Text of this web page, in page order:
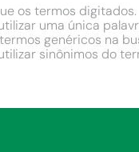
os termos digitados.
uma única
genéricos na
sinônimos do